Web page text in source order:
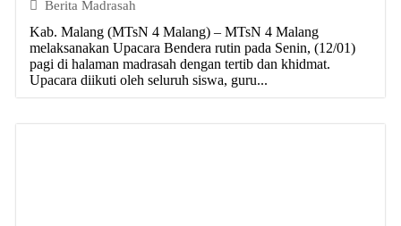
Berita Madrasah
Kab. Malang (MTsN 4 Malang) – MTsN 4 Malang
melaksanakan Upacara Bendera rutin pada Senin, (12/01)
pagi di halaman madrasah dengan tertib dan khidmat.
Upacara diikuti oleh seluruh siswa, guru...